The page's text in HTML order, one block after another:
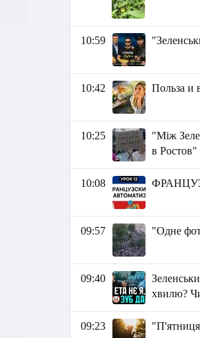
10:59
10:42 Польза и
10:25
"Між
в
10:08
09:57 "Одне
09:40
хвилю?
09:23